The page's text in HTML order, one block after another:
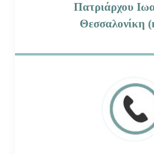
Πατριάρχου
Θεσσαλονίκη